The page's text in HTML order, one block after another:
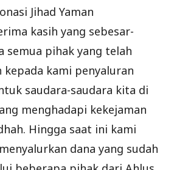
Jihad Yaman
kasih yang sebesar-
semua pihak yang telah
kepada kami penyaluran
saudara-saudara kita di
menghadapi kekejaman
Hingga saat ini kami
dana yang sudah